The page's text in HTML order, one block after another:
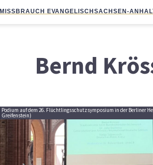
MISSBRAUCH EVANGELISCHSACHSEN-
Bernd
Podium auf dem 26. Flüchtlingsschutzsymposium in der Berliner
Greifenstein)